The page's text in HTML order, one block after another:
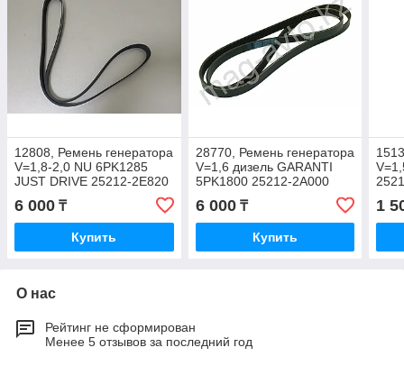
12808, Ремень генератора
V=1,8-2,0 NU 6PK1285
JUST DRIVE 25212-2E820
6 000 ₸
Купить
28770, Ремень генератора
V=1,6 дизель GARANTI
5PK1800 25212-2A000
6 000₸
Купить
1
О нас
Рейтинг не сформирован
Менее 5 отзывов за последний год